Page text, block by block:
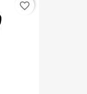
favorite_border